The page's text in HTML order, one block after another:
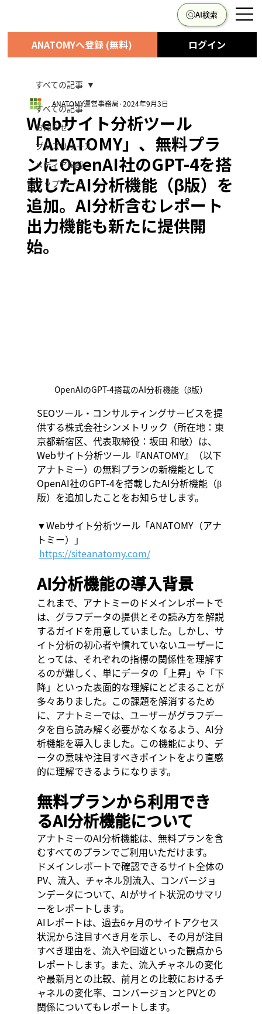
ログイン
ANATOMYへ登録 (無料)
AI検索
すべての記事
お知らせ
プレスリリース
メディア掲載
アップデート
すべての記事
Webサイト分析ツール
「ANATOMY」、無料プラ
ンにOpenAI社のGPT-4を搭
載したAI分析機能（β版）を
追加。AI分析含むレポート
出力機能も新たに提供開
始。
ANATOMY運営事務局 2024年9月3日
OpenAIのGPT-4搭載のAI分析機能（β版）
SEOツール・コンサルティングサービスを提
供する株式会社シンメトリック（所在地：東
京都新宿区、代表取締役：坂田 和敏）は、
Webサイト分析ツール『ANATOMY』（以下
アナトミー）の無料プランの新機能として
OpenAI社のGPT-4を搭載したAI分析機能（β
版）を追加したことをお知らせします。
▼Webサイト分析ツール「ANATOMY（アナ
トミー）」
https://siteanatomy.com/
AI分析機能の導入背景
これまで、アナトミーのドメインレポートで
は、グラフデータの提供とその読み方を解説
するガイドを用意していました。しかし、サ
イト分析の初心者や慣れていないユーザーに
とっては、それぞれの指標の関係性を理解す
るのが難しく、単にデータの「上昇」や「下
降」といった表面的な理解にとどまることが
多々ありました。この課題を解消するため
に、アナトミーでは、ユーザーがグラフデー
タを自ら読み解く必要がなくなるよう、AI分
析機能を導入しました。この機能により、デ
ータの意味や注目すべきポイントをより直感
的に理解できるようになります。
無料プランから利用でき
るAI分析機能について
アナトミーのAI分析機能は、無料プランを含
むすべてのプランでご利用いただけます。
ドメインレポートで確認できるサイト全体の
PV、流入、チャネル別流入、コンバージョ
ンデータについて、AIがサイト状況のサマリ
ーをレポートします。
AIレポートは、過去6ヶ月のサイトアクセス
状況から注目すべき月を示し、その月が注目
すべき理由を、流入や回遊といった観点から
レポートします。また、流入チャネルの変化
や最新月との比較、前月との比較におけるチ
ャネルの変化率、コンバージョンとPVとの
関係についてもレポートします。